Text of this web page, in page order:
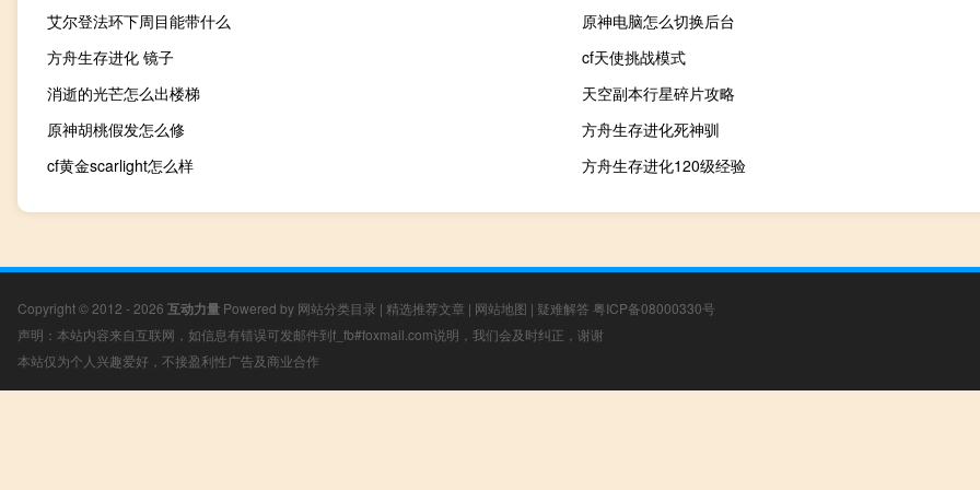
艾尔登法环下周目能带什么
原神电脑怎么切换后台
方舟生存进化 镜子
cf天使挑战模式
消逝的光芒怎么出楼梯
天空副本行星碎片攻略
原神胡桃假发怎么修
方舟生存进化死神驯
cf黄金scarlight怎么样
方舟生存进化120级经验
Copyright © 2012 - 2026 互动力量 Powered by 网站分类目录 | 精选推荐文章 | 网站地图 | 疑难解答 粤ICP备08000330号
声明：本站内容来自互联网，如信息有错误可发邮件到f_fb#foxmail.com说明，我们会及时纠正，谢谢
本站仅为个人兴趣爱好，不接盈利性广告及商业合作